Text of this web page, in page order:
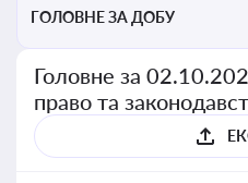
ГОЛОВНЕ ЗА ДОБУ
Головне за
право та